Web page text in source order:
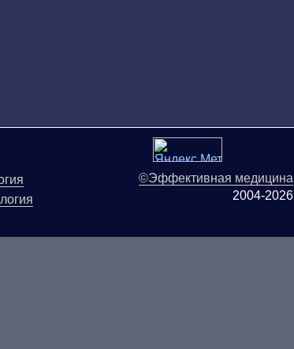
©Эффективная медицина
2004-2026